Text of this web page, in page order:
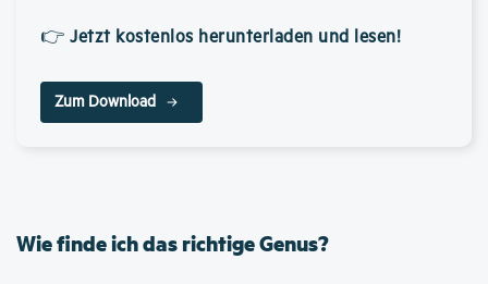
👉 Jetzt kostenlos herunterladen und lesen!
Zum Download
Wie finde ich das richtige Genus?